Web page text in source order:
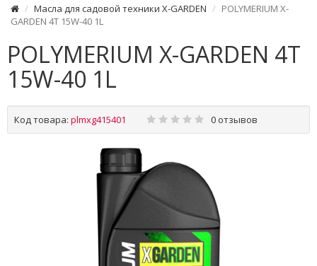
Масла для садовой техники X-GARDEN
POLYMERIUM X-
GARDEN 4T 15W-40 1L
POLYMERIUM X-GARDEN 4T
15W-40 1L
Код товара: plmxg415401 0 отзывов